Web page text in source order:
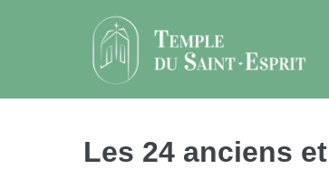
Les 24 anciens